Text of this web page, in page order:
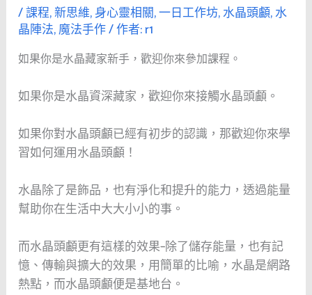
/課程,新思維,身心靈相關,一日工作坊,水晶頭顱,水
晶陣法,魔法手作/ 作者:r1
如果你是水晶藏家新手，歡迎你來參加課程。
如果你是水晶資深藏家，歡迎你來接觸水晶頭顱。
如果你對水晶頭顱已經有初步的認識，那歡迎你來學
習如何運用水晶頭顱！
水晶除了是飾品，也有淨化和提升的能力，透過能量
幫助你在生活中大大小小的事。
而水晶頭顱更有這樣的效果–除了儲存能量，也有記
憶、傳輸與擴大的效果，用簡單的比喻，水晶是網路
熱點，而水晶頭顱便是基地台。